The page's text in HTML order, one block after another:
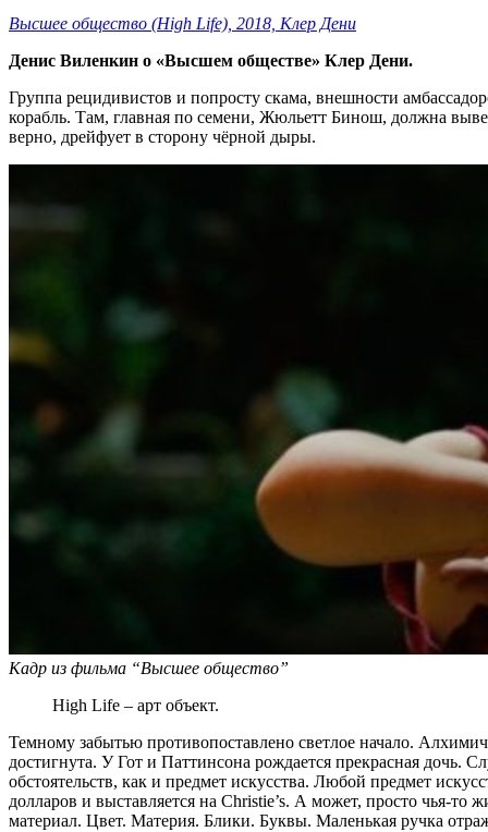
Высшее общество (High Life), 2018, Клер Дени
Денис Виленкин о «Высшем обществе» Клер Дени.
Группа рецидивистов и попросту скама, внешности
корабль. Там, главная по семени, Жюльетт Бинош, должна
верно, дрейфует в сторону чёрной дыры.
Кадр из фильма “Высшее общество”
High Life – арт объект.
Темному забытью противопоставлено светлое начало.
достигнута. У Гот и Паттинсона рождается прекрасная дочь.
обстоятельств, как и предмет искусства. Любой предмет
долларов и выставляется на Christie’s. А может, просто чья-
материал. Цвет. Материя. Блики. Буквы. Маленькая ручка